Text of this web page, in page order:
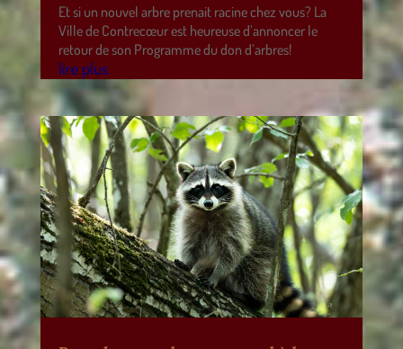
Et si un nouvel arbre prenait racine chez vous? La
Ville de Contrecœur est heureuse d’annoncer le
retour de son Programme du don d’arbres!
lire plus